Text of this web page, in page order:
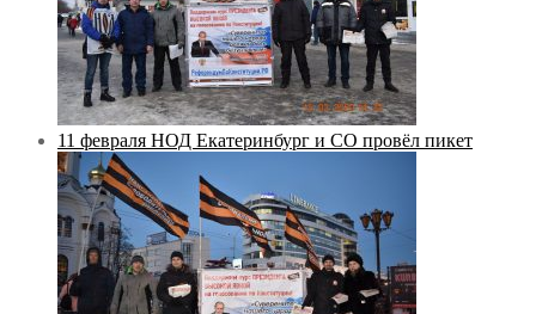
11 февраля НОД Екатеринбург и СО провёл пикет